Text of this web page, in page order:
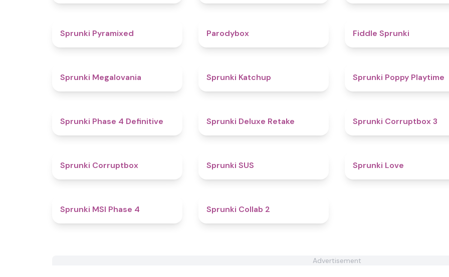
Sprunki Pyramixed Parodybox Fiddle Sprunki
Sprunki Megalovania Sprunki Katchup Sprunki Poppy Playtime
Sprunki Phase 4 Definitive Sprunki Deluxe Retake Sprunki Corruptbox 3
Sprunki Corruptbox Sprunki SUS Sprunki Love
Sprunki MSI Phase 4 Sprunki Collab 2
Advertisement